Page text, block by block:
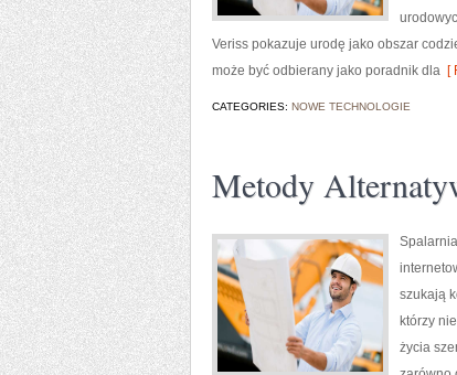
Veriss pokazuje urodę jako obszar
może być odbierany jako poradnik dla [
CATEGORIES: NOWE TECHNOLOGIE
Metody
szukają
którzy
życia